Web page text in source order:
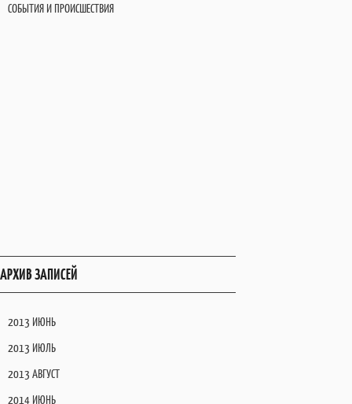
СОБЫТИЯ И ПРОИСШЕСТВИЯ
АРХИВ ЗАПИСЕЙ
2013 ИЮНЬ
2013 ИЮЛЬ
2013 АВГУСТ
2014 ИЮНЬ